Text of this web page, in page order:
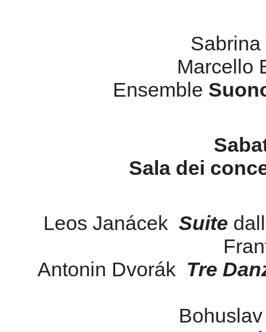
Sabrina
Marcello
Ensemble
Sala dei
Leos Janácek Suite
Antonin Dvorák Tre